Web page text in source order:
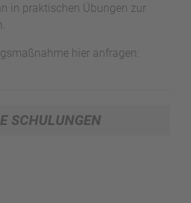
in praktischen Übungen zur
hier anfragen:
SCHULUNGEN